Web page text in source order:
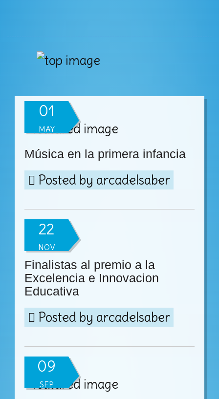
01
MAY
Música en la primera infancia
Posted by arcadelsaber
22
NOV
Finalistas al premio a la
Excelencia e Innovacion
Educativa
Posted by arcadelsaber
09
SEP